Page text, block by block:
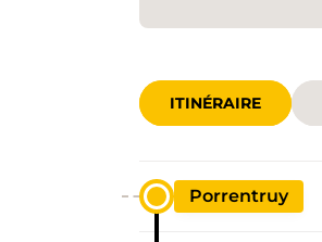
ITINÉRAIRE
Porrentruy